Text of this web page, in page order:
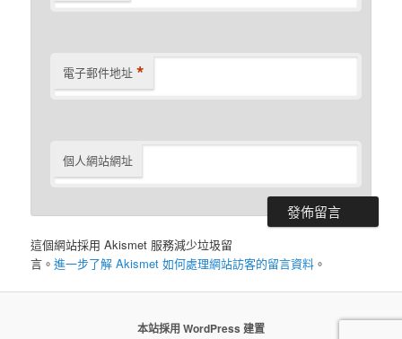
電子郵件地址 *
個人網站網址
這個網站採用 Akismet 服務減少垃圾留
言。進一步了解 Akismet 如何處理網站訪客的留言資料 。
本站採用 WordPress 建置